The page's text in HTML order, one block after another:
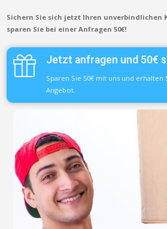
Sichern Sie sich jetzt Ihren unverbindlichen
sparen Sie bei einer Anfragen 50€!
Jetzt anfragen und 50€
Sparen Sie 50€ mit uns und
Angebot.